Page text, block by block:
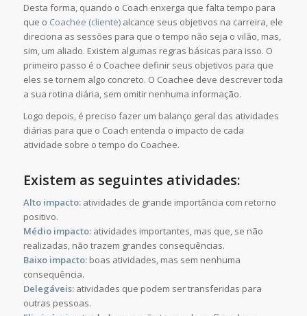
Desta forma, quando o Coach enxerga que falta tempo para
que o Coachee (cliente)alcance seus objetivos na carreira, ele
direciona as sessões para que o tempo não seja o vilão, mas,
sim, um aliado. Existem algumas regras básicas para isso. O
primeiro passo é o Coachee definir seus objetivos para que
eles se tornem algo concreto. O Coachee deve descrever toda
a sua rotina diária, sem omitir nenhuma informação.
Logo depois, é preciso fazer um balanço geral das atividades
diárias para que o Coach entenda o impacto de cada
atividade sobre o tempo do Coachee.
Existem as seguintes atividades:
Alto impacto:atividades de grande importância com retorno
positivo.
Médio impacto:atividades importantes, mas que, se não
realizadas, não trazem grandes consequências.
Baixo impacto:boas atividades, mas sem nenhuma
consequência.
Delegáveis:atividades que podem ser transferidas para
outras pessoas.